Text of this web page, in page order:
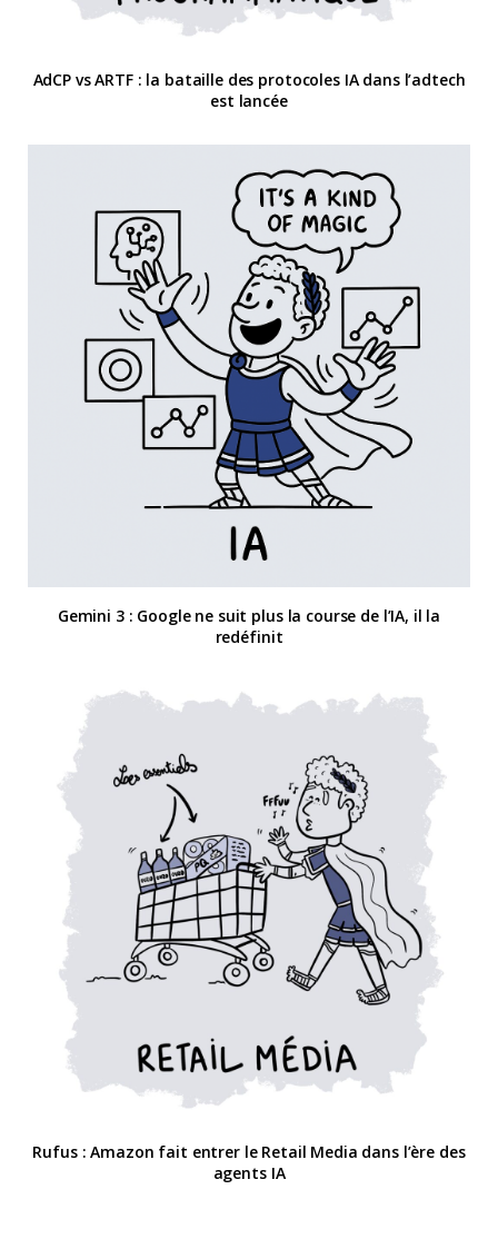
AdCP vs ARTF : la bataille des protocoles IA dans l’adtech
est lancée
Gemini 3 : Google ne suit plus la course de l’IA, il la
redéfinit
Rufus : Amazon fait entrer le Retail Media dans l’ère des
agents IA